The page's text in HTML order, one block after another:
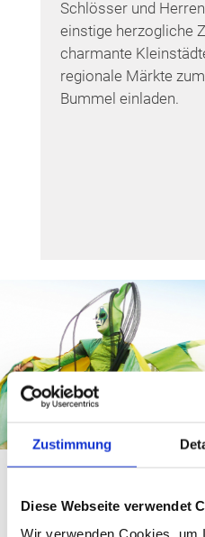
Zustimmung
Diese Webseite verwendet
Wir verwenden Cookies, um
Schlösser und
einstige herzogliche
charmante
regionale Märkte
Bummel einladen.
Von entspannten